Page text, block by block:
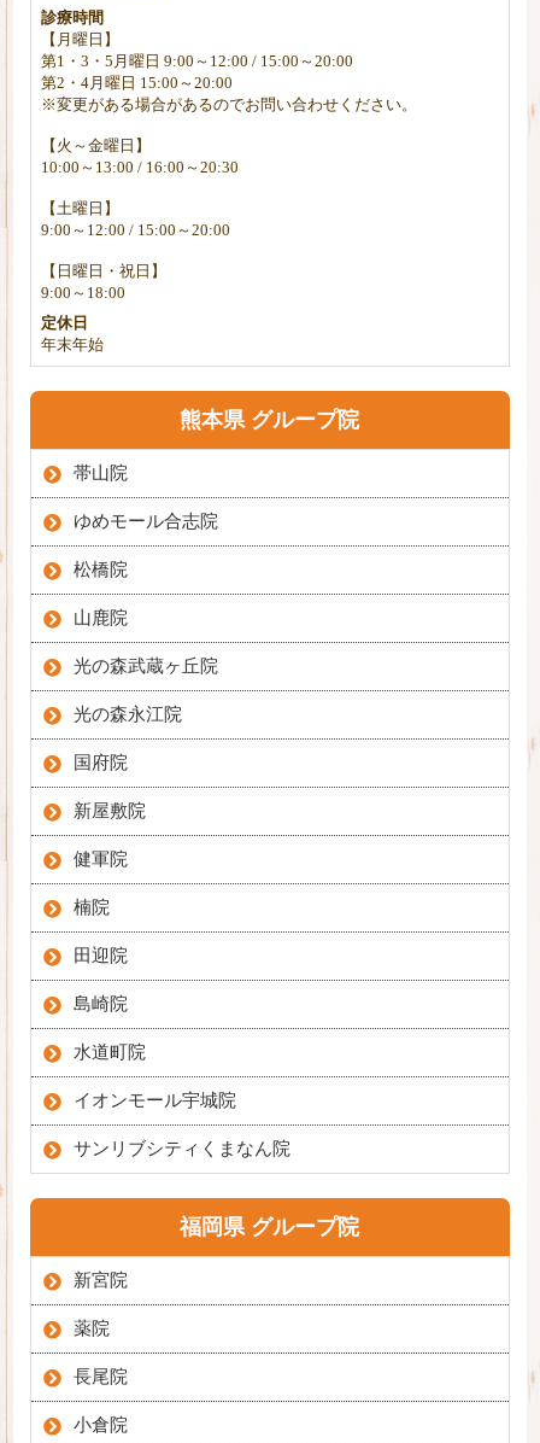
診療時間
【月曜日】
第1・3・5月曜日 9:00～12:00 / 15:00～20:00
第2・4月曜日 15:00～20:00
※変更がある場合があるのでお問い合わせください。
【火～金曜日】
10:00～13:00 / 16:00～20:30
【土曜日】
9:00～12:00 / 15:00～20:00
【日曜日・祝日】
9:00～18:00
定休日
年末年始
熊本県 グループ院
帯山院
ゆめモール合志院
松橋院
山鹿院
光の森武蔵ヶ丘院
光の森永江院
国府院
新屋敷院
健軍院
楠院
田迎院
島崎院
水道町院
イオンモール宇城院
サンリブシティくまなん院
福岡県 グループ院
新宮院
薬院
長尾院
小倉院